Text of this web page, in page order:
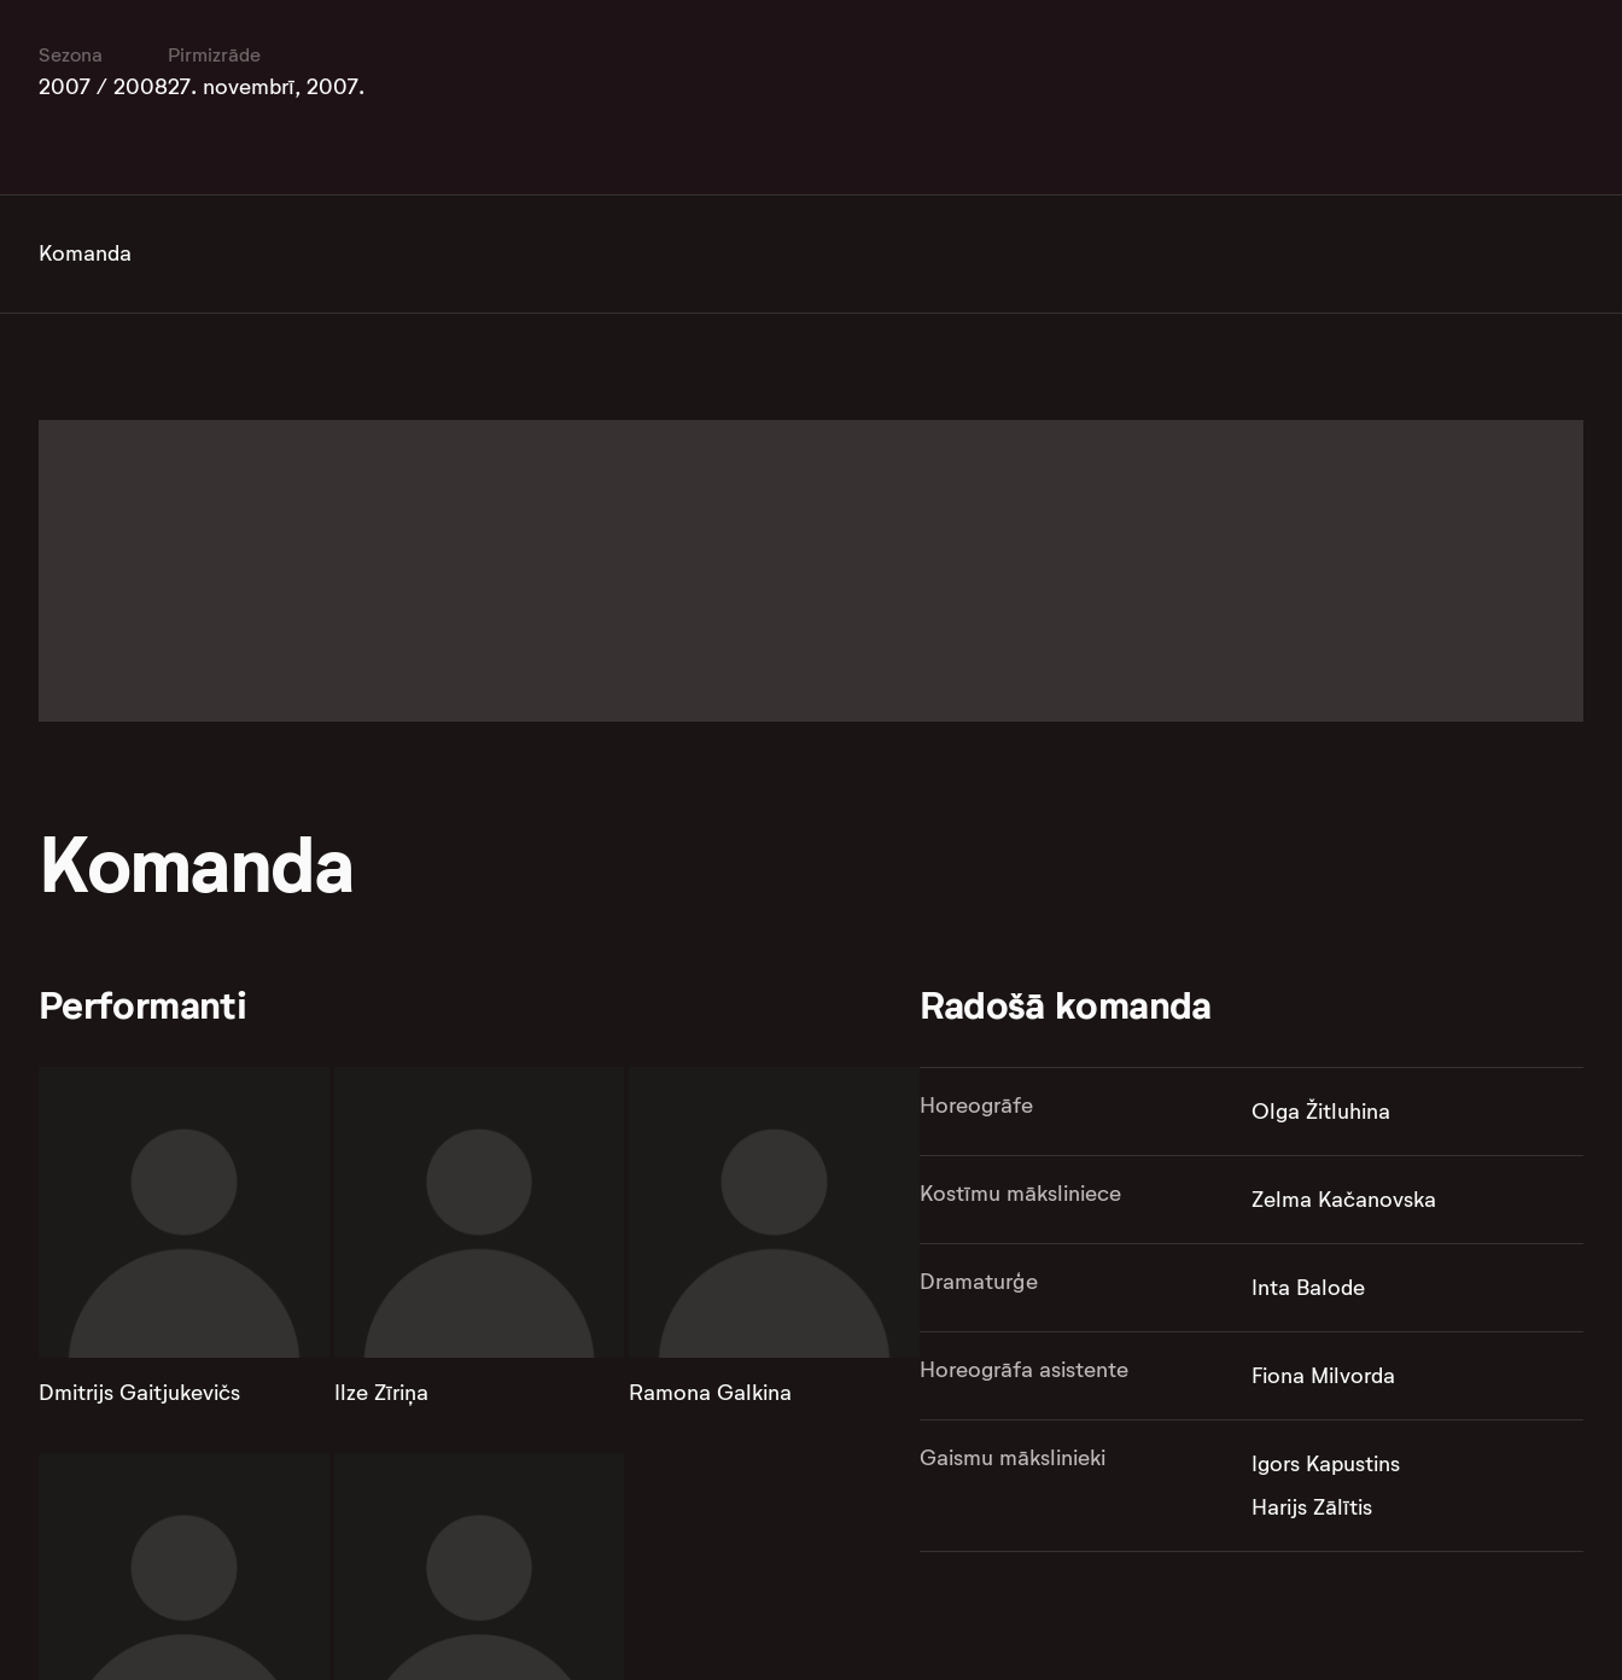
Sezona
2007 / 2008
Pirmizrāde
27. novembrī, 2007.
Komanda
Komanda
Performanti
Dmitrijs Gaitjukevičs Ilze Zīriņa Ramona Galkina
Radošā komanda
Horeogrāfe Olga Žitluhina
Kostīmu māksliniece Zelma Kačanovska
Dramaturģe Inta Balode
Horeogrāfa asistente Fiona Milvorda
Gaismu mākslinieki
Igors Kapustins
Harijs Zālītis